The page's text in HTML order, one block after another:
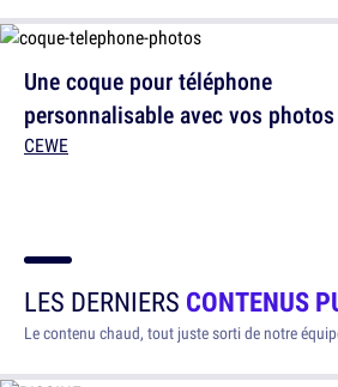
Une coque pour téléphone
personnalisable avec vos photos
CEWE
LES DERNIERS CONTENUS
Le contenu chaud, tout juste sorti de notre